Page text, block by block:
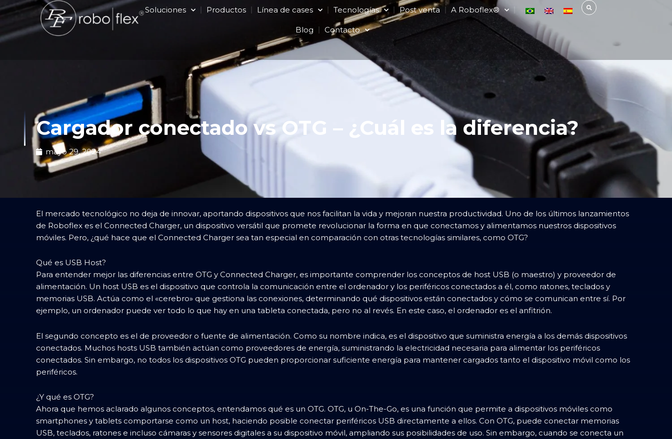
Ir
contenido
Soluciones Productos Línea de cases Tecnologías Post venta A Roboflex®
Blog Contacto
Cargador conectado vs OTG – ¿Cuál es la diferencia?
mayo 29, 2024
El mercado tecnológico no deja de innovar, aportando dispositivos que nos facilitan la vida y mejoran nuestra productividad. Uno de los últimos lanzamientos
de Roboflex es el Connected Charger, un dispositivo versátil que promete revolucionar la forma en que conectamos y alimentamos nuestros dispositivos
móviles. Pero, ¿qué hace que el Connected Charger sea tan especial en comparación con otras tecnologías similares, como OTG?
Qué es USB Host?
Para entender mejor las diferencias entre OTG y Connected Charger, es importante comprender los conceptos de host USB (o maestro) y proveedor de
alimentación. Un host USB es el dispositivo que controla la comunicación entre el ordenador y los periféricos conectados a él, como ratones, teclados y
memorias USB. Actúa como el «cerebro» que gestiona las conexiones, determinando qué dispositivos están conectados y cómo se comunican entre sí. Por
ejemplo, un ordenador puede ver todo lo que hay en una tableta conectada, pero no al revés. En este caso, el ordenador es el anfitrión.
El segundo concepto es el de proveedor o fuente de alimentación. Como su nombre indica, es el dispositivo que suministra energía a los demás dispositivos
conectados. Muchos hosts USB también actúan como proveedores de energía, suministrando la electricidad necesaria para alimentar los periféricos
conectados. Sin embargo, no todos los dispositivos OTG pueden proporcionar suficiente energía para mantener cargados tanto el dispositivo móvil como los
periféricos.
¿Y qué es OTG?
Ahora que hemos aclarado algunos conceptos, entendamos qué es un OTG. OTG, u On-The-Go, es una función que permite a dispositivos móviles como
smartphones y tablets comportarse como un host, haciendo posible conectar periféricos USB directamente a ellos. Con OTG, puede conectar memorias
USB, teclados, ratones e incluso cámaras y sensores digitales a su dispositivo móvil, ampliando sus posibilidades de uso. Sin embargo, cuando se conecta un